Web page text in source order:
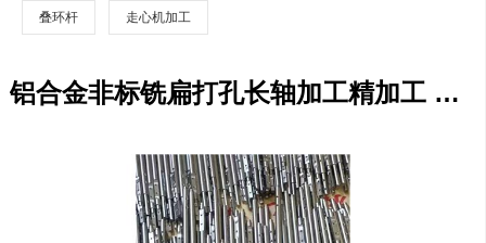
叠环杆 走心机加工
铝合金非标铣扁打孔长轴加工精加工 走心机加工厂